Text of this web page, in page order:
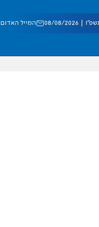
08/2026 המייל האדום